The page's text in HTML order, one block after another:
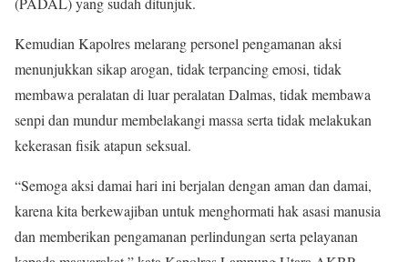
Kemudian Kapolres melarang personel pengamanan aksi
menunjukkan sikap arogan, tidak terpancing emosi, tidak
membawa peralatan di luar peralatan Dalmas, tidak membawa
senpi dan mundur membelakangi massa serta tidak melakukan
kekerasan fisik atapun seksual.
“Semoga aksi damai hari ini berjalan dengan aman dan damai,
karena kita berkewajiban untuk menghormati hak asasi manusia
dan memberikan pengamanan perlindungan serta pelayanan